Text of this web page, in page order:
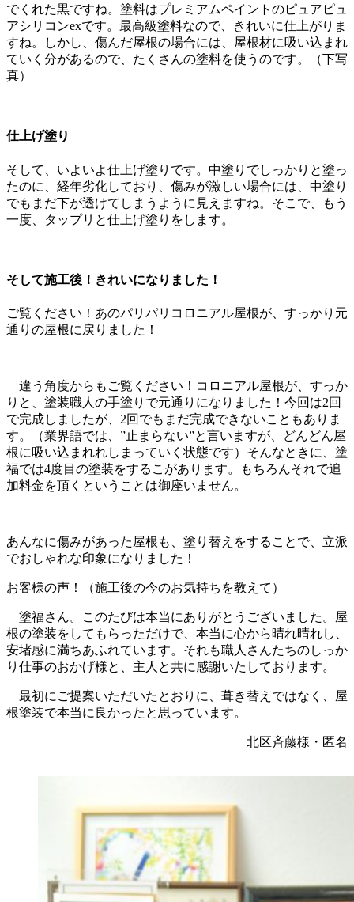
でくれた黒ですね。塗料はプレミアムペイントのピュアピュ
アシリコンexです。最高級塗料なので、きれいに仕上がりま
すね。しかし、傷んだ屋根の場合には、屋根材に吸い込まれ
ていく分があるので、たくさんの塗料を使うのです。（下写
真）
仕上げ塗り
そして、いよいよ仕上げ塗りです。中塗りでしっかりと塗っ
たのに、経年劣化しており、傷みが激しい場合には、中塗り
でもまだ下が透けてしまうように見えますね。そこで、もう
一度、タップリと仕上げ塗りをします。
そして施工後！きれいになりました！
ご覧ください！あのパリパリコロニアル屋根が、すっかり元
通りの屋根に戻りました！
違う角度からもご覧ください！コロニアル屋根が、すっか
りと、塗装職人の手塗りで元通りになりました！今回は2回
で完成しましたが、2回でもまだ完成できないこともありま
す。（業界語では、”止まらない”と言いますが、どんどん屋
根に吸い込まれれしまっていく状態です）そんなときに、塗
福では4度目の塗装をするこがあります。もちろんそれで追
加料金を頂くということは御座いません。
あんなに傷みがあった屋根も、塗り替えをすることで、立派
でおしゃれな印象になりました！
お客様の声！（施工後の今のお気持ちを教えて）
塗福さん。このたびは本当にありがとうございました。屋
根の塗装をしてもらっただけで、本当に心から晴れ晴れし、
安堵感に満ちあふれています。それも職人さんたちのしっか
り仕事のおかげ様と、主人と共に感謝いたしております。
最初にご提案いただいたとおりに、葺き替えではなく、屋
根塗装で本当に良かったと思っています。
北区斉藤様・匿名